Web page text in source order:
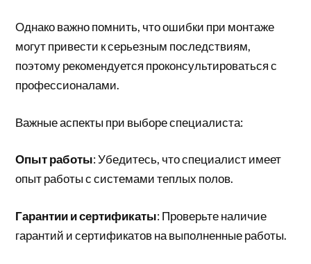
Однако важно помнить, что ошибки при монтаже
могут привести к серьезным последствиям,
поэтому рекомендуется проконсультироваться с
профессионалами.
Важные аспекты при выборе специалиста:
Опыт работы: Убедитесь, что специалист имеет
опыт работы с системами теплых полов.
Гарантии и сертификаты: Проверьте наличие
гарантий и сертификатов на выполненные работы.